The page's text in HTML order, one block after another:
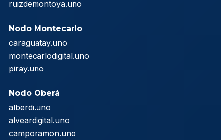
ruizdemontoya.uno
Nodo Montecarlo
caraguatay.uno
montecarlodigital.uno
piray.uno
Nodo Oberá
alberdi.uno
alveardigital.uno
camporamon.uno